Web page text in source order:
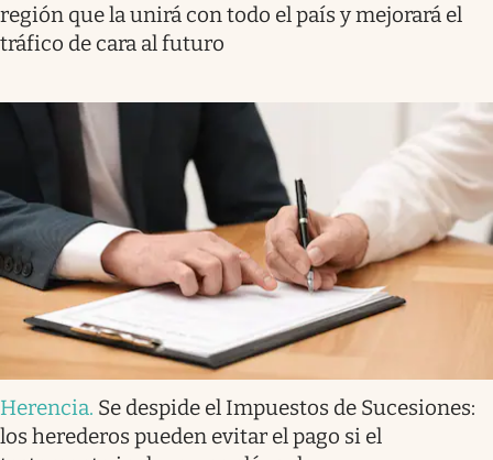
región que la unirá con todo el país y mejorará el
tráfico de cara al futuro
Herencia. Se despide el Impuestos de Sucesiones:
los herederos pueden evitar el pago si el